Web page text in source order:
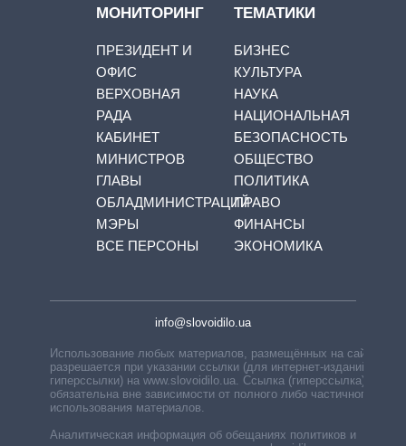
МОНИТОРИНГ
ПРЕЗИДЕНТ И
ОФИС
ВЕРХОВНАЯ
РАДА
КАБИНЕТ
МИНИСТРОВ
ГЛАВЫ
ОБЛАДМИНИСТРАЦИЙ
МЭРЫ
ВСЕ ПЕРСОНЫ
ТЕМАТИКИ
БИЗНЕС
КУЛЬТУРА
НАУКА
НАЦИОНАЛЬНАЯ
БЕЗОПАСНОСТЬ
ОБЩЕСТВО
ПОЛИТИКА
ПРАВО
ФИНАНСЫ
ЭКОНОМИКА
info@slovoidilo.ua
Использование любых материалов, размещённых на сайте,
разрешается при указании ссылки (для интернет-изданий —
гиперссылки) на www.slovoidilo.ua. Ссылка (гиперссылка)
обязательна вне зависимости от полного либо частичного
использования материалов.
Аналитическая информация об обещаниях политиков и